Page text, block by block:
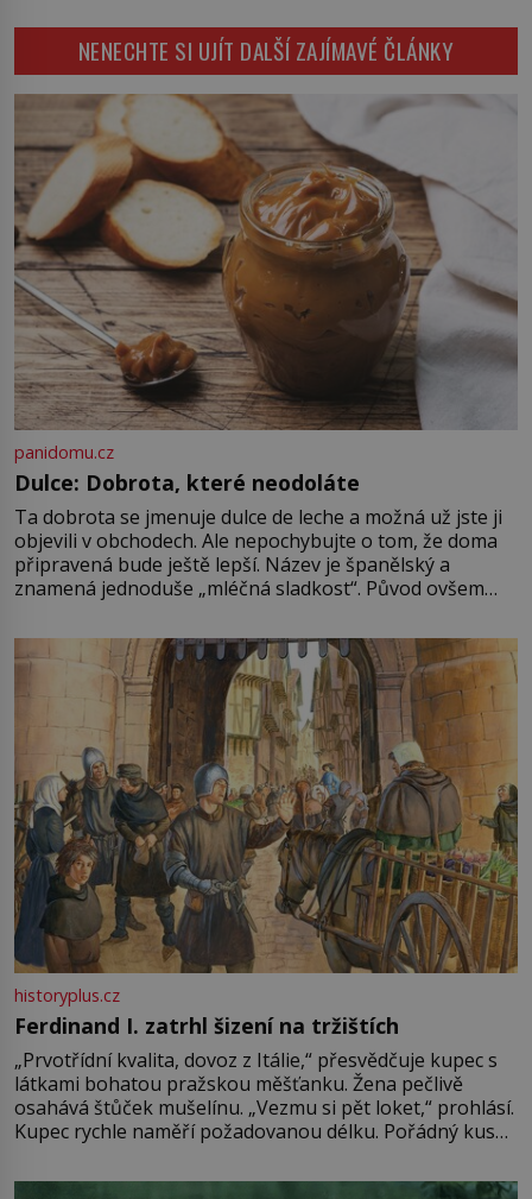
potácí zcela zmatený 14letý
Konerak Sinthasomphone. Když ho
zastaví policejní hlídka, ochable jí
nadiktuje adresu „jeho kamaráda“.
Strážníci ho dopraví zpět do
udaného bytu. Oním „kamarádem“
je ovšem jeden z nejslavnějších
vrahů, Jeffrey Dahmer (1960–1994).
Je 27. května 1991. […]
NENECHTE SI UJÍT DALŠÍ ZAJÍMAVÉ ČLÁNKY
panidomu.cz
Dulce: Dobrota, které neodoláte
Ta dobrota se jmenuje dulce de leche a možná už jste ji
objevili v obchodech. Ale nepochybujte o tom, že doma
připravená bude ještě lepší. Název je španělský a
znamená jednoduše „mléčná sladkost“. Původ ovšem
pře hned několik latinskoamerických zemí a k tomu
Francie, kde se traduje,
historyplus.cz
Ferdinand I. zatrhl šizení na tržištích
„Prvotřídní kvalita, dovoz z Itálie,“ přesvědčuje kupec s
látkami bohatou pražskou měšťanku. Žena pečlivě
osahává štůček mušelínu. „Vezmu si pět loket,“ prohlásí.
Kupec rychle naměří požadovanou délku. Pořádný kus
milostpaní. Stačí jenom na sukni,“ zhodnotí švadlena